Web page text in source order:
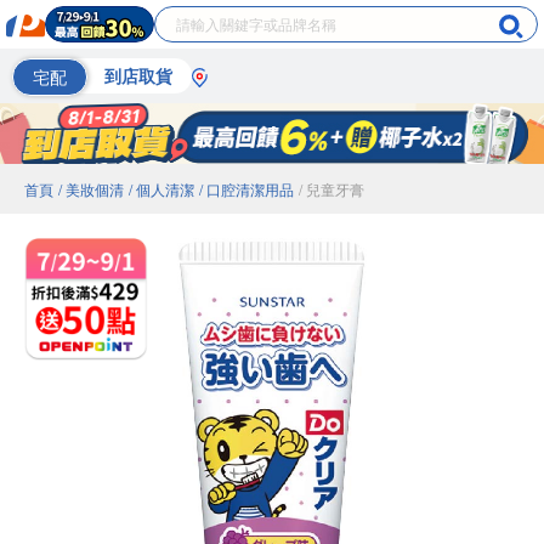
宅配 到店取貨
首頁 / 美妝個清 / 個人清潔 / 口腔清潔用品 / 兒童牙膏